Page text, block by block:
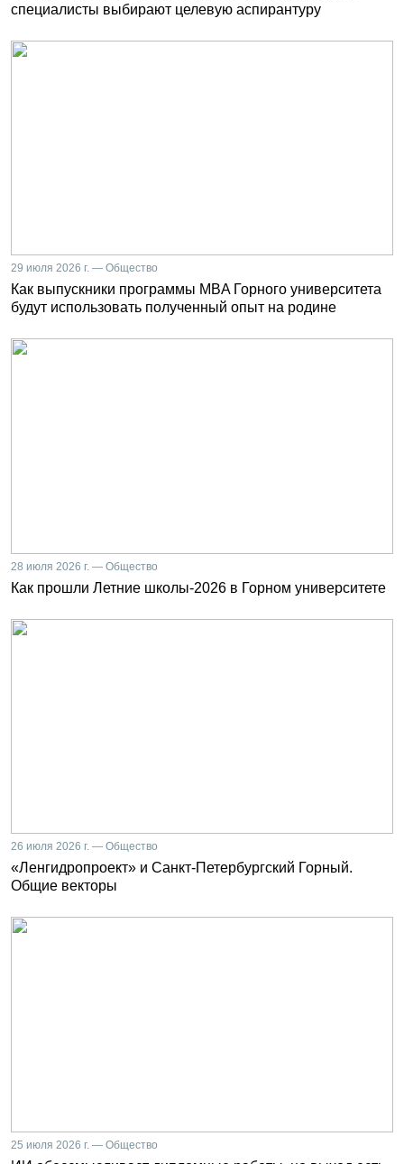
специалисты выбирают целевую аспирантуру
29 июля 2026 г. — Общество
Как выпускники программы MBA Горного университета
будут использовать полученный опыт на родине
28 июля 2026 г. — Общество
Как прошли Летние школы-2026 в Горном университете
26 июля 2026 г. — Общество
«Ленгидропроект» и Санкт-Петербургский Горный.
Общие векторы
25 июля 2026 г. — Общество